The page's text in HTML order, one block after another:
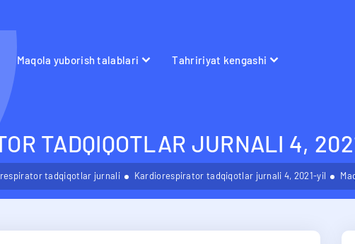
Maqola yuborish talablari Tahririyat kengashi
TADQIQOTLAR JURNALI 4,
tadqiqotlar jurnali Kardiorespirator tadqiqotlar jurnali 4, 2021-yil